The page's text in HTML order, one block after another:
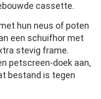
cassette.
hun neus of poten
een schuifhor met
stevig frame.
petscreen-doek aan,
bestand is tegen